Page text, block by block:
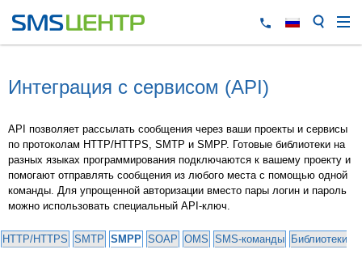
Интеграция с сервисом (API)
API позволяет рассылать сообщения через ваши проекты и сервисы
по протоколам HTTP/HTTPS, SMTP и SMPP. Готовые библиотеки на
разных языках программирования подключаются к вашему проекту и
помогают отправлять сообщения из любого места с помощью одной
команды. Для упрощенной авторизации вместо пары логин и пароль
можно использовать специальный API-ключ.
HTTP/HTTPS SMTP SMPP SOAP OMS SMS-команды Библиотеки